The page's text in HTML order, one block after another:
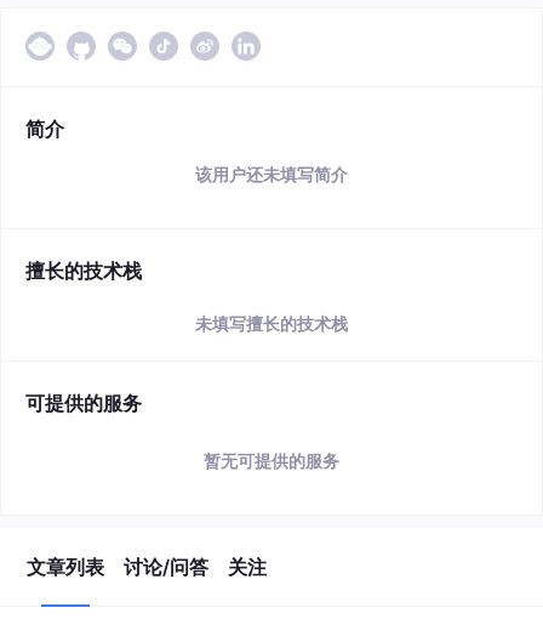
简介
该用户还未填写简介
擅长的技术栈
未填写擅长的技术栈
可提供的服务
暂无可提供的服务
文章列表 讨论/问答 关注